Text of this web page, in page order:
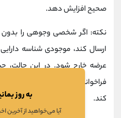
صحیح افزایش دهد.
نکته: اگر شخصی وجوهی را بدون
ارسال کند، موجودی شناسه
عرضه خارج شود. در این حالت،
فراخوانی می کند، اعتبار وجوه
کند.
به روز
آیا می‌خواهید از آخرین